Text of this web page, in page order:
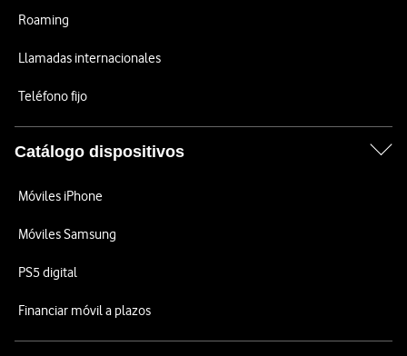
Roaming
Llamadas internacionales
Teléfono fijo
Catálogo dispositivos
Móviles iPhone
Móviles Samsung
PS5 digital
Financiar móvil a plazos